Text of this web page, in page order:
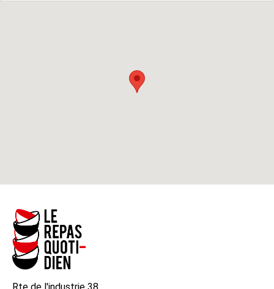
Rte de l'industrie 38